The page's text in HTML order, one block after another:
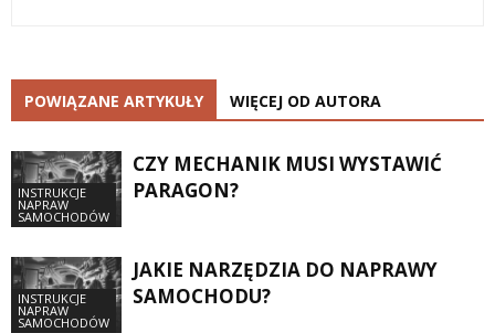
POWIĄZANE ARTYKUŁY WIĘCEJ OD AUTORA
INSTRUKCJE
NAPRAW
SAMOCHODÓW
CZY MECHANIK MUSI WYSTAWIĆ
PARAGON?
INSTRUKCJE
NAPRAW
SAMOCHODÓW
JAKIE NARZĘDZIA DO NAPRAWY
SAMOCHODU?